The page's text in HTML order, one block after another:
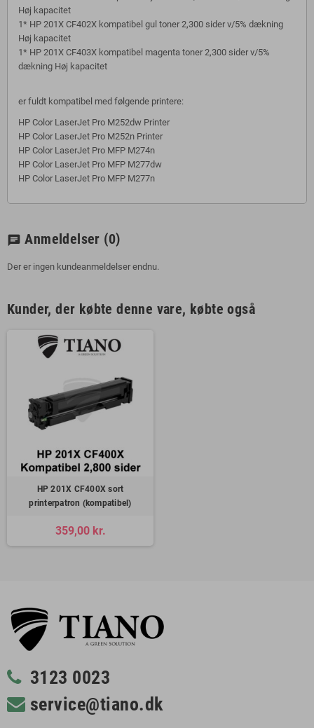
Høj kapacitet
1* HP 201X CF402X kompatibel gul toner 2,300 sider v/5% dækning
Høj kapacitet
1* HP 201X CF403X kompatibel magenta toner 2,300 sider v/5%
dækning Høj kapacitet
er fuldt kompatibel med følgende printere:
HP Color LaserJet Pro M252dw Printer
HP Color LaserJet Pro M252n Printer
HP Color LaserJet Pro MFP M274n
HP Color LaserJet Pro MFP M277dw
HP Color LaserJet Pro MFP M277n
chat Anmeldelser (0)
Der er ingen kundeanmeldelser endnu.
Kunder, der købte denne vare, købte også
HP 201X CF400X sort
printerpatron (kompatibel)
359,00 kr.
3123 0023
service@tiano.dk